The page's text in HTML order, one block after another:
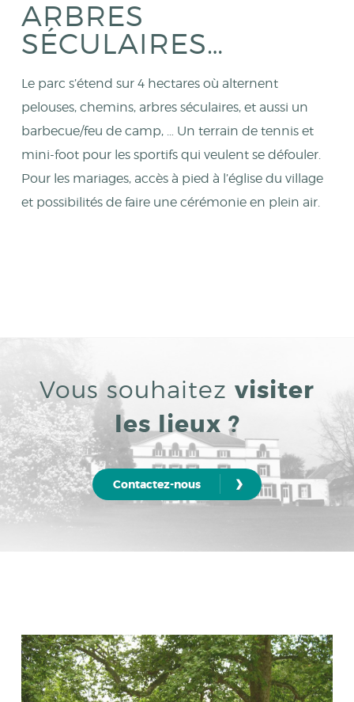
ARBRES
SÉCULAIRES…
Le parc s’étend sur 4 hectares où alternent
pelouses, chemins, arbres séculaires, et aussi un
barbecue/feu de camp, … Un terrain de tennis et
mini-foot pour les sportifs qui veulent se défouler.
Pour les mariages, accès à pied à l’église du village
et possibilités de faire une cérémonie en plein air.
Vous souhaitez visiter
les lieux ?
Contactez-nous ›